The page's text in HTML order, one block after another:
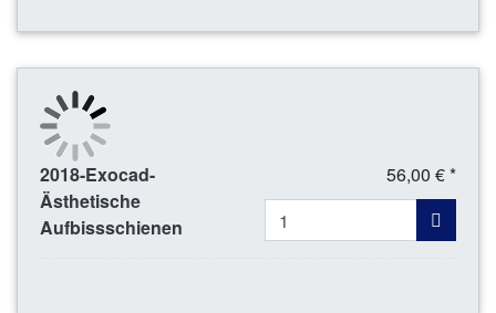
2018-Exocad-
Ästhetische
Aufbissschienen
56,00 € *